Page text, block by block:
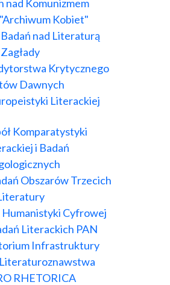
nad Komunizmem
Kobiet"
nad Literaturą
Zagłady
Krytycznego
Dawnych
Literackiej
Komparatystyki
i Badań
Obszarów Trzecich
Cyfrowej
Literackich PAN
Infrastruktury
RHETORICA